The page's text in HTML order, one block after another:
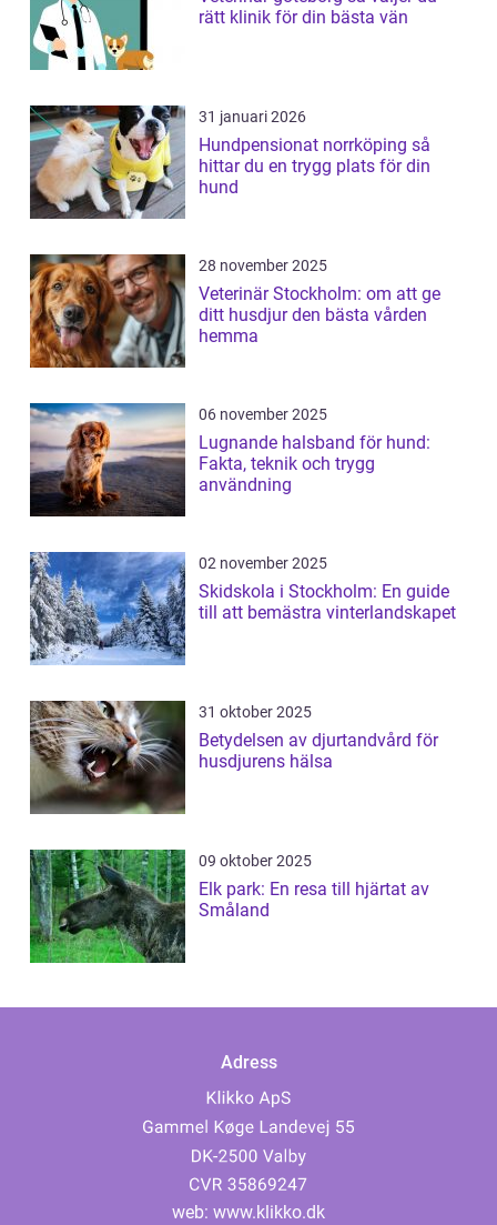
rätt klinik för din bästa vän
31 januari 2026
Hundpensionat norrköping så
hittar du en trygg plats för din
hund
28 november 2025
Veterinär Stockholm: om att ge
ditt husdjur den bästa vården
hemma
06 november 2025
Lugnande halsband för hund:
Fakta, teknik och trygg
användning
02 november 2025
Skidskola i Stockholm: En guide
till att bemästra vinterlandskapet
31 oktober 2025
Betydelsen av djurtandvård för
husdjurens hälsa
09 oktober 2025
Elk park: En resa till hjärtat av
Småland
Adress
web: www.klikko.dk